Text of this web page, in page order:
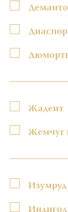
Диаспор
Жадеит
Жемчуг
Изумруд